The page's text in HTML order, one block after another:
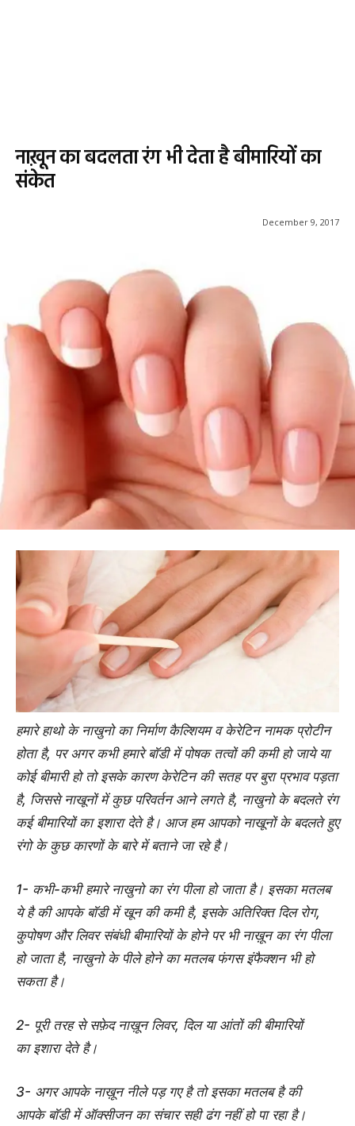
नाख़ून का बदलता रंग भी देता है बीमारियों का
संकेत
December 9, 2017
हमारे हाथो के नाखुनो का निर्माण कैल्शियम व केरेटिन नामक प्रोटीन
होता है, पर अगर कभी हमारे बॉडी में पोषक तत्वों की कमी हो जाये या
कोई बीमारी हो तो इसके कारण केरेटिन की सतह पर बुरा प्रभाव पड़ता
है, जिससे नाखूनों में कुछ परिवर्तन आने लगते है, नाखुनो के बदलते रंग
कई बीमारियों का इशारा देते है। आज हम आपको नाखूनों के बदलते हुए
रंगो के कुछ कारणों के बारे में बताने जा रहे है।
1- कभी-कभी हमारे नाखुनो का रंग पीला हो जाता है। इसका मतलब
ये है की आपके बॉडी में खून की कमी है, इसके अतिरिक्त दिल रोग,
कुपोषण और लिवर संबंधी बीमारियों के होने पर भी नाख़ून का रंग पीला
हो जाता है, नाखुनो के पीले होने का मतलब फंगस इंफैक्शन भी हो
सकता है।
2- पूरी तरह से सफ़ेद नाख़ून लिवर, दिल या आंतों की बीमारियों
का इशारा देते है।
3- अगर आपके नाख़ून नीले पड़ गए है तो इसका मतलब है की
आपके बॉडी में ऑक्सीजन का संचार सही ढंग नहीं हो पा रहा है।